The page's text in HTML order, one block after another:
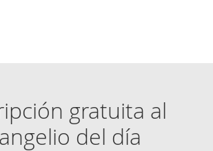
gratuita al
del día